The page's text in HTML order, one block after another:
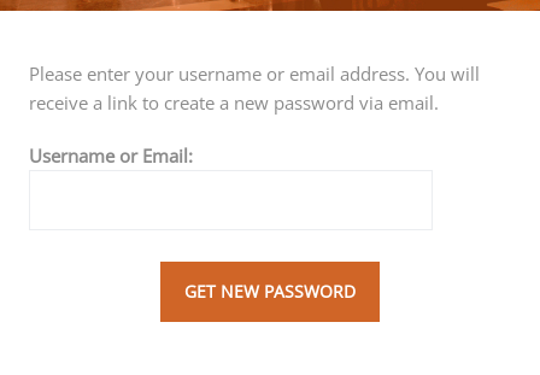
Please enter your username or email address. You will
receive a link to create a new password via email.
Username or Email: